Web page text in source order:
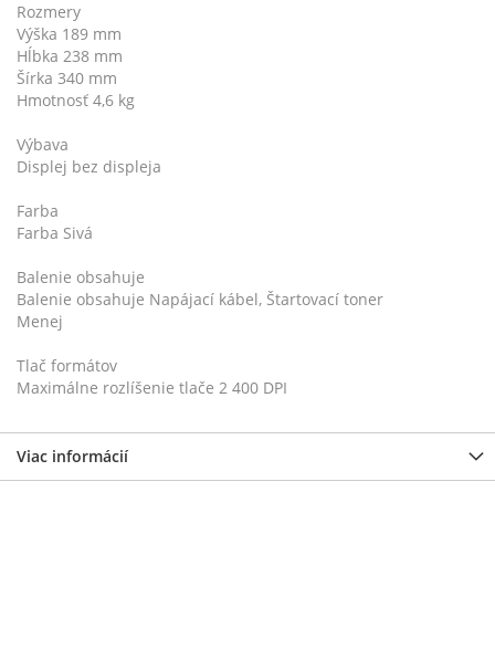
Rozmery
Výška 189 mm
Hĺbka 238 mm
Šírka 340 mm
Hmotnosť 4,6 kg
Výbava
Displej bez displeja
Farba
Farba Sivá
Balenie obsahuje
Balenie obsahuje Napájací kábel, Štartovací toner
Menej
Tlač formátov
Maximálne rozlíšenie tlače 2 400 DPI
Viac informácií